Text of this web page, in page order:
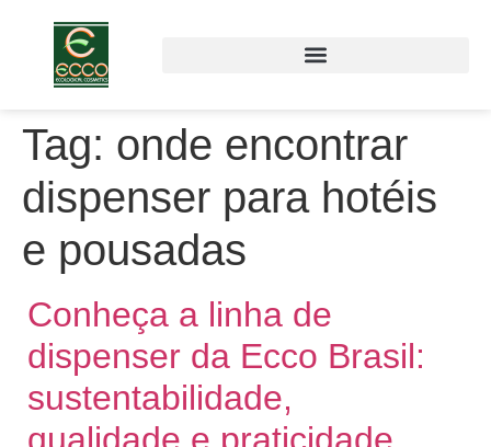
Tag: onde encontrar
dispenser para hotéis
e pousadas
Conheça a linha de
dispenser da Ecco Brasil:
sustentabilidade,